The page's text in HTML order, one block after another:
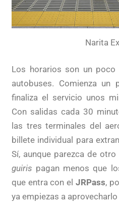
Narita
Los horarios son un
autobuses. Comienza
finaliza el servicio unos
Con salidas cada 30
las tres terminales del
billete individual para
Sí, aunque parezca de
guiris pagan menos que
que entra con el JRPass,
ya empiezas a aprovecharlo